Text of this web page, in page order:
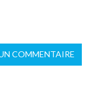
COMMENTAIRE